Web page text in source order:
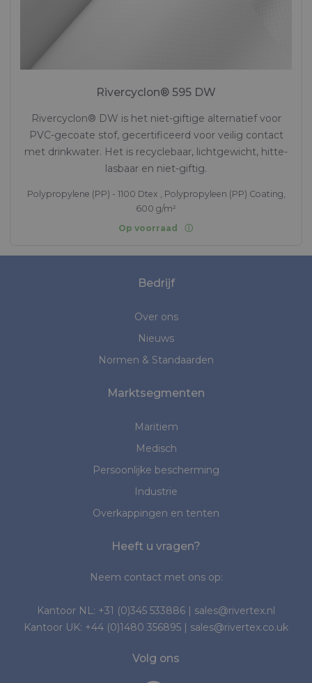
Rivercyclon® 595 DW
Rivercyclon® DW is het niet-giftige alternatief voor
PVC-gecoate stof, gecertificeerd voor veilig contact
met drinkwater. Het is recyclebaar, lichtgewicht, hitte-
lasbaar en niet-giftig.
Polypropylene (PP) - 1100 Dtex , Polypropyleen (PP) Coating,
600 g/m²
Op voorraad
Bedrijf
Over ons
Nieuws
Normen & Standaarden
Marktsegmenten
Maritiem
Medisch
Persoonlijke bescherming
Industrie
Overkappingen en tenten
Heeft u vragen?
Neem contact met ons op:
Kantoor NL: +31 (0)345 533886 | sales@rivertex.nl
Kantoor UK: +44 (0)1480 356895 | sales@rivertex.co.uk
Volg ons